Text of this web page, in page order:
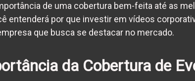
de uma cobertura bem-feita até as
entenderá por que investir em vídeos
que busca se destacar no mercado.
da Cobertura de